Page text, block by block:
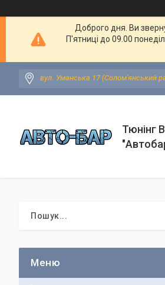
Доброго дня. Ви
П'ятниці до 09.00
вул. Уманська 17 (Солом'янський
Тюнінг